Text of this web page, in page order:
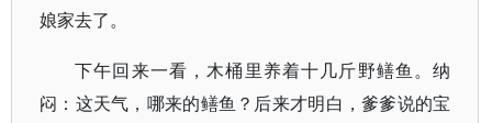
娘家去了。
下午回来一看，木桶里养着十几斤野鳝鱼。纳
闷：这天气，哪来的鳝鱼？后来才明白，爹爹说的宝